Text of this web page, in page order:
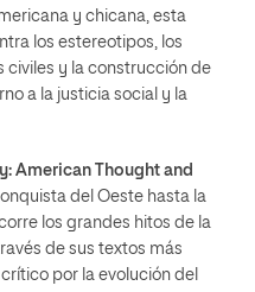
y chicana, esta
los estereotipos, los
civiles y la construcción de
a la justicia social y la
American Thought and
del Oeste hasta la
los grandes hitos de la
de sus textos más
por la evolución del